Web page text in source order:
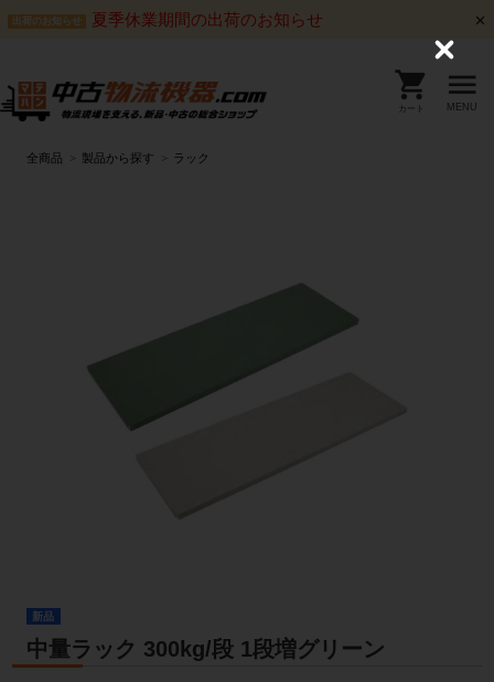
出荷のお知らせ 夏季休業期間の出荷のお知らせ
カート MENU
全商品 製品から探す ラック
新品
中量ラック 300kg/段 1段増グリーン
C
o
s